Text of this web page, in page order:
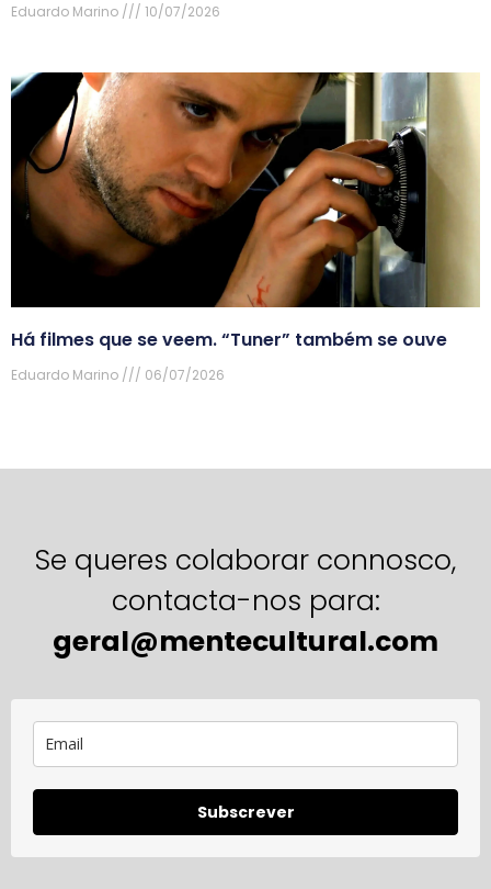
Eduardo Marino 10/07/2026
Há filmes que se veem. “Tuner” também se ouve
Eduardo Marino 06/07/2026
Se queres colaborar connosco,
contacta-nos para:
geral@mentecultural.com
Subscrever